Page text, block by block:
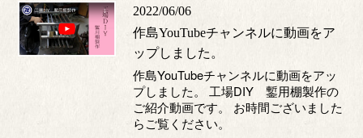
2022/06/06
作島YouTubeチャンネルに動画をア
ップしました。
作島YouTubeチャンネルに動画をアッ
プしました。 工場DIY 鏨用棚製作の
ご紹介動画です。 お時間ございました
らご覧ください。